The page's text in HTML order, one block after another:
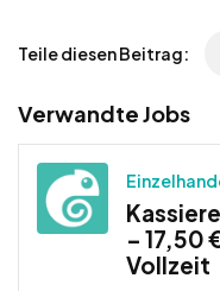
Teile diesen Beitrag:
Verwandte Jobs
– 17,50
Vollzeit